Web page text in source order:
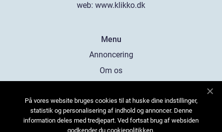
web: www.klikko.dk
Menu
Annoncering
Om os
Kontakt os
Sitemap
På vores website bruges cookies til at huske dine indstillinger,
statistik og personalisering af indhold og annoncer. Denne
information deles med tredjepart. Ved fortsat brug af websiden
godkender du cookiepolitikken.